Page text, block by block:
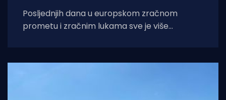
Posljednjih dana u europskom zračnom
prometu i zračnim lukama sve je više